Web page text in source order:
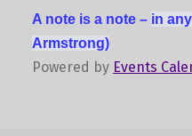
A note is a note – in
Armstrong)
Powered by Events